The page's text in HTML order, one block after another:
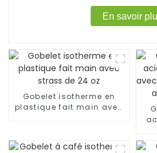
En savoir
Gobelet isotherme en
plastique fait main avec